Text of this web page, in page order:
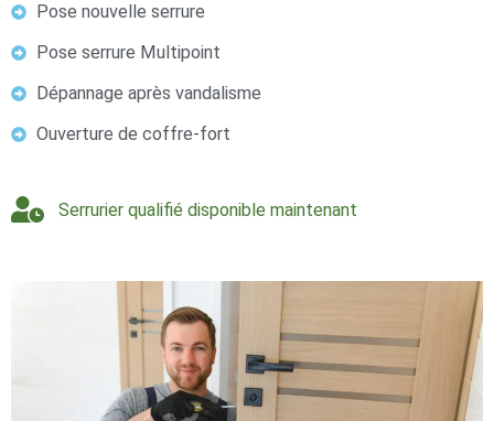
Pose nouvelle serrure
Pose serrure Multipoint
Dépannage après vandalisme
Ouverture de coffre-fort
Serrurier qualifié disponible maintenant